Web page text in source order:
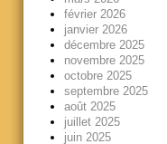
février 2026
janvier 2026
décembre 2025
novembre 2025
octobre 2025
septembre 2025
août 2025
juillet 2025
juin 2025